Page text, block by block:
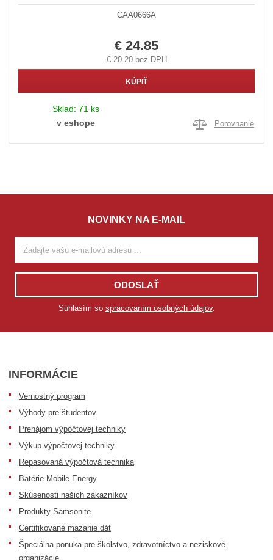
CAA0666A
€ 24.85
€ 20.20 bez DPH
KÚPIŤ
Sklad: 71 ks
v eshope
Porovnanie
NOVINKY NA E-MAIL
ODOSLAŤ
Súhlasím so spracovaním osobných údajov.
INFORMÁCIE
Vernostný program
Výhody pre študentov
Prenájom výpočtovej techniky
Výkup výpočtovej techniky
Repasovaná výpočtová technika
Batérie Mobile Energy
Skúsenosti našich zákazníkov
Produkty Samsonite
Certifikované mazanie dát
Špeciálna ponuka pre školstvo, zdravotníctvo a neziskové
organizácie